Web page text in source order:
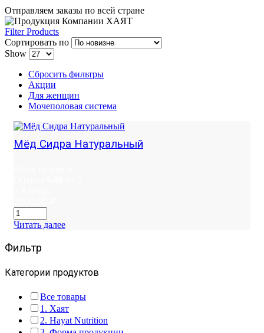
Отправляем заказы по всей стране
Filter Products
Сортировать по
Show
Сбросить фильтры
Акции
Для женщин
Мочеполовая система
Мёд Сидра Натуральный
Читать далее
Фильтр
Категории продуктов
Все товары
1. Хаят
2. Hayat Nutrition